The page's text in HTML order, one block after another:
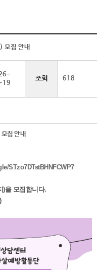
모집 안내
19
조회 618
집 안내
STzo7DTstBHNFCWP7
)을 모집합니다.